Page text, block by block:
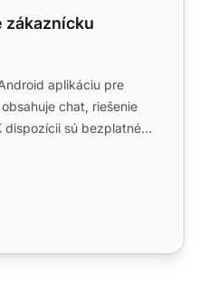
zákaznícku
aplikáciu pre
chat, riešenie
dispozícii sú bezplatné